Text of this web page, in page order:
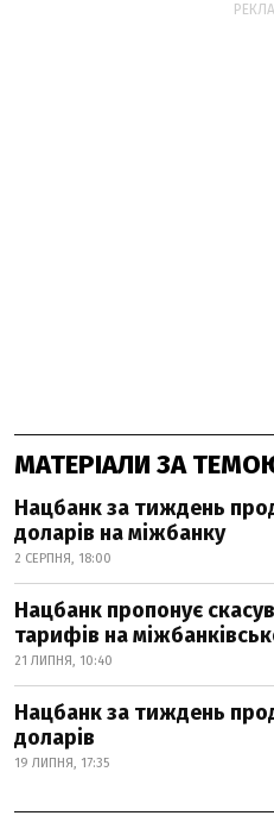
МАТЕРІАЛИ ЗА
Нацбанк за тиждень
доларів на міжбанку
2 СЕРПНЯ, 18:00
Нацбанк пропонує
тарифів на
21 ЛИПНЯ, 10:40
Нацбанк за тиждень
доларів
19 ЛИПНЯ, 17:35